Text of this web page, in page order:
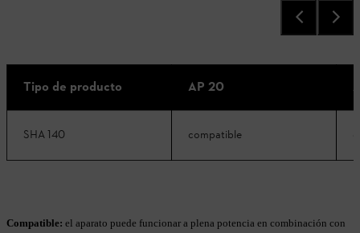
Tipo de producto AP 20
SHA 140 compatible
Compatible: el aparato puede funcionar a plena potencia en combinación con